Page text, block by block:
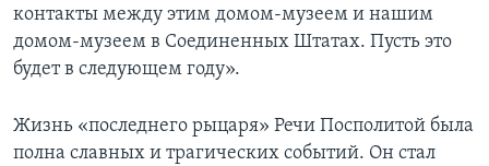
контакты между этим домом-музеем и нашим
домом-музеем в Соединенных Штатах. Пусть это
будет в следующем году».
Жизнь «последнего рыцаря» Речи Посполитой была
полна славных и трагических событий. Он стал